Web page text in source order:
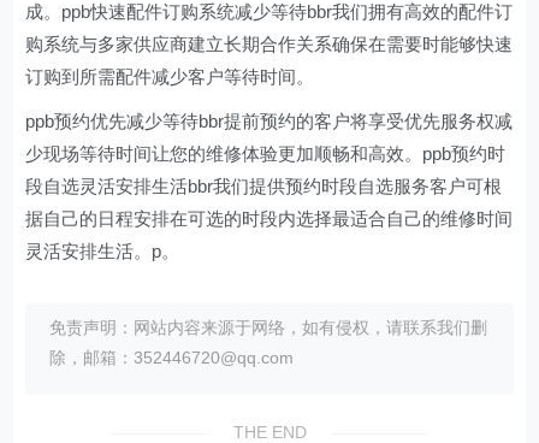
成。ppb快速配件订购系统减少等待bbr我们拥有高效的配件订
购系统与多家供应商建立长期合作关系确保在需要时能够快速
订购到所需配件减少客户等待时间。
ppb预约优先减少等待bbr提前预约的客户将享受优先服务权减
少现场等待时间让您的维修体验更加顺畅和高效。ppb预约时
段自选灵活安排生活bbr我们提供预约时段自选服务客户可根
据自己的日程安排在可选的时段内选择最适合自己的维修时间
灵活安排生活。p。
免责声明：网站内容来源于网络，如有侵权，请联系我们删
除，邮箱：352446720@qq.com
THE END